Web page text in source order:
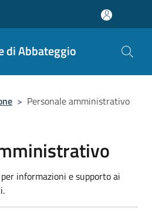
di Abbateggio
> Personale amministrativo
informazioni e supporto ai